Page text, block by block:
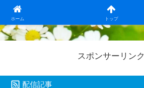
ホーム トップ
日本第一！ニュース録
スポンサーリンク
配信記事